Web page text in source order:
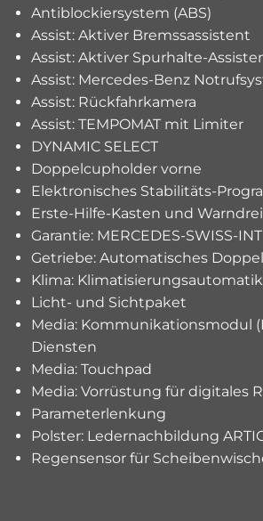
Antiblockiersystem (ABS)
Assist: Aktiver Bremssassistent
Assist: Aktiver Spurhalte-
Assist: Mercedes-Benz
Assist: Rückfahrkamera
Assist: TEMPOMAT mit Limiter
DYNAMIC SELECT
Doppelcupholder vorne
Elektronisches Stabilitäts-
Erste-Hilfe-Kasten und
Garantie: MERCEDES-SWISS-
Getriebe: Automatisches
Klima: Klimatisierungsautomatik
Licht- und Sichtpaket
Media: Kommunikationsmodul
Diensten
Media: Touchpad
Media: Vorrüstung für digitales
Parameterlenkung
Polster: Ledernachbildung
Regensensor für